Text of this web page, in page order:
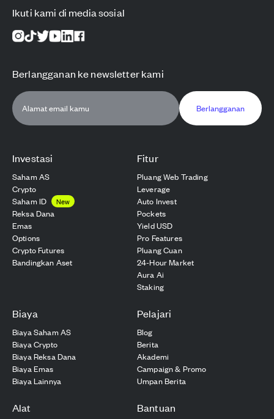
Investasi
Saham AS
Crypto
Saham ID
New
Reksa Dana
Emas
Options
Crypto Futures
Bandingkan Aset
Fitur
Pluang Web Trading
Leverage
Auto Invest
Pockets
Yield USD
Pro Features
Pluang Cuan
24-Hour Market
Aura Ai
Staking
Biaya
Biaya Saham AS
Biaya Crypto
Biaya Reksa Dana
Biaya Emas
Biaya Lainnya
Pelajari
Blog
Berita
Akademi
Campaign & Promo
Umpan Berita
Alat Bantuan
Ikuti kami di media sosial
Berlangganan ke newsletter kami
Berlangganan